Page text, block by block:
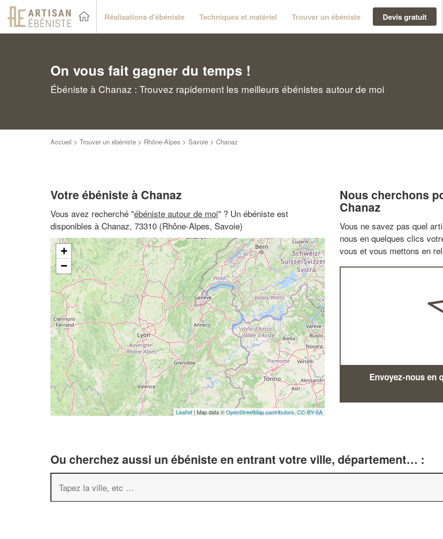
Réalisations d'ébéniste Techniques et matériel Trouver un ébéniste Devis gratuit
On vous fait gagner du temps !
Ébéniste à Chanaz : Trouvez rapidement les meilleurs ébénistes autour de moi
Accueil > Trouver un ébéniste > Rhône-Alpes > Savoie > Chanaz
Votre ébéniste à Chanaz
Vous avez recherché "ébéniste autour de moi" ? Un ébéniste est
disponibles à Chanaz, 73310 (Rhône-Alpes, Savoie)
+
−
Leaflet | Map data ©OpenStreetMap contributors, CC-BY-SA
Nous cherchons
Chanaz
Vous ne savez pas quel
nous en quelques clics
vous et vous mettons en
Envoyez-nous en
Ou cherchez aussi un ébéniste en entrant votre ville, département… :